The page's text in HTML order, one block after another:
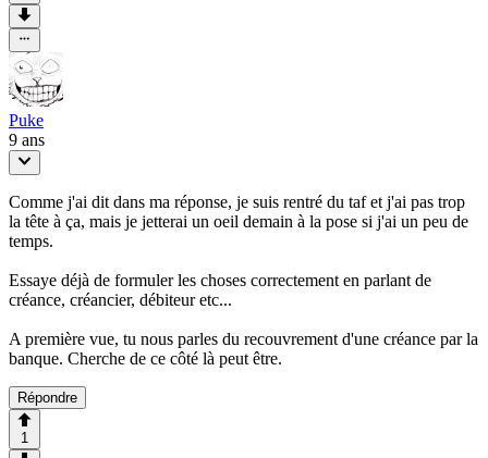
Puke
9 ans
Comme j'ai dit dans ma réponse, je suis rentré du taf et j'ai pas trop
la tête à ça, mais je jetterai un oeil demain à la pose si j'ai un peu de
temps.
Essaye déjà de formuler les choses correctement en parlant de
créance, créancier, débiteur etc...
A première vue, tu nous parles du recouvrement d'une créance par la
banque. Cherche de ce côté là peut être.
Répondre
1